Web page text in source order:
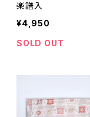
楽譜入
¥4,950
SOLD OUT